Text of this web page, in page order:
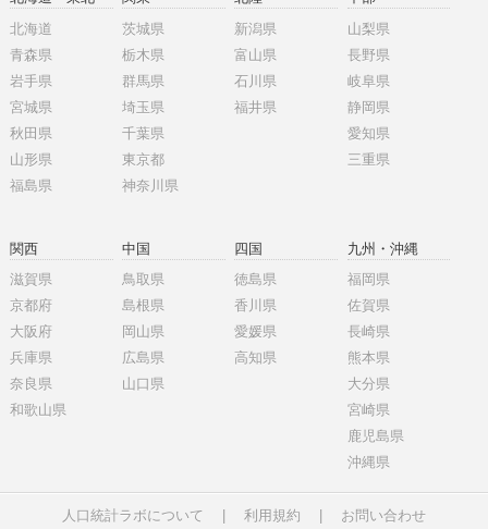
北海道
青森県
岩手県
宮城県
秋田県
山形県
福島県
茨城県
栃木県
群馬県
埼玉県
千葉県
東京都
神奈川県
新潟県
富山県
石川県
福井県
山梨県
長野県
岐阜県
静岡県
愛知県
三重県
関西
滋賀県
京都府
大阪府
兵庫県
奈良県
和歌山県
中国
鳥取県
島根県
岡山県
広島県
山口県
四国
徳島県
香川県
愛媛県
高知県
九州・沖縄
福岡県
佐賀県
長崎県
熊本県
大分県
宮崎県
鹿児島県
沖縄県
人口統計ラボについて 利用規約 お問い合わせ